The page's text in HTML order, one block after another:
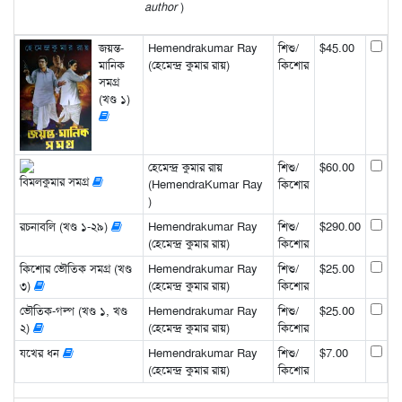
author)
জয়ন্ত-
মানিক
সমগ্র
(খণ্ড ১)
Hemendrakumar Ray
(হেমেন্দ্র কুমার রায়)
শিশু/
কিশোর
$45.00
বিমলকুমার সমগ্র
হেমেন্দ্র কুমার রায়
(HemendraKumar Ray
)
শিশু/
কিশোর
$60.00
রচনাবলি (খণ্ড ১-২৯)
Hemendrakumar Ray
(হেমেন্দ্র কুমার রায়)
শিশু/
কিশোর
$290.00
কিশোর ভৌতিক সমগ্র (খণ্ড
৩)
Hemendrakumar Ray
(হেমেন্দ্র কুমার রায়)
শিশু/
কিশোর
$25.00
ভৌতিক-গল্প (খণ্ড ১, খণ্ড
২)
Hemendrakumar Ray
(হেমেন্দ্র কুমার রায়)
শিশু/
কিশোর
$25.00
যখের ধন
Hemendrakumar Ray
(হেমেন্দ্র কুমার রায়)
শিশু/
কিশোর
$7.00